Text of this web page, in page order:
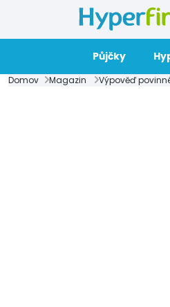
Půjčky
Domov Magazin Výpověď